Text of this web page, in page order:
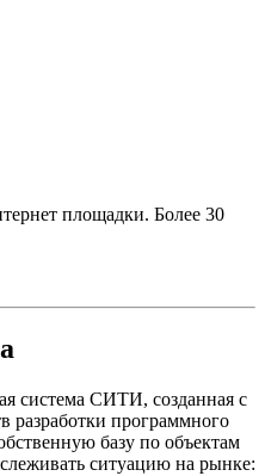
площадки. Более 30
система СИТИ, созданная с
разработки программного
базу по объектам
ситуацию на рынке: